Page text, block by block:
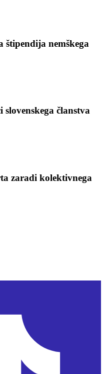
nemškega
članstva
zaradi kolektivnega